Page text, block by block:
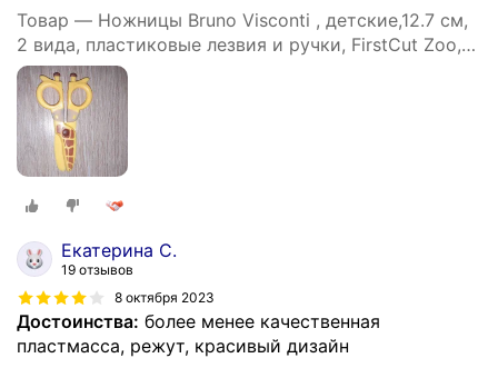
Товар — Ножницы Bruno Visconti , детские,12.7 см,
2 вида, пластиковые лезвия и ручки, FirstCut Zoo,
Арт. 60-0057. Цена за 1 шт.
Екатерина С.
19 отзывов
8 октября 2023
Достоинства: более менее качественная
пластмасса, режут, красивый дизайн